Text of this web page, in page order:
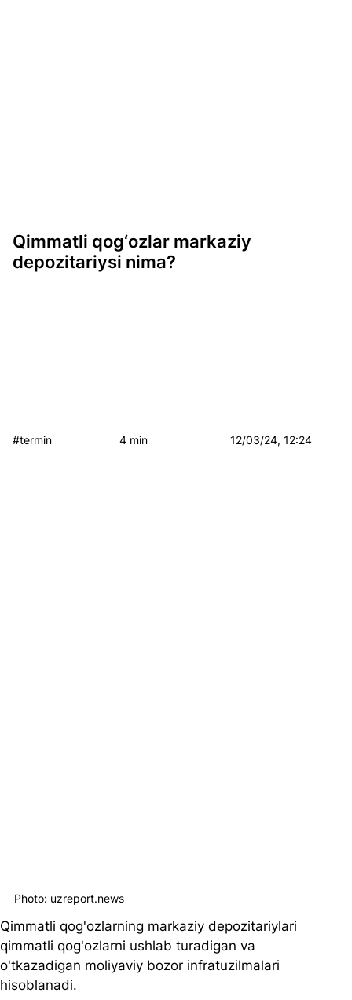
Qimmatli qog‘ozlar markaziy
depozitariysi nima?
#termin 4 min 12/03/24, 12:24
Qimmatli qog'ozlarning markaziy depozitariylari
qimmatli qog'ozlarni ushlab turadigan va
o'tkazadigan moliyaviy bozor infratuzilmalari
hisoblanadi.
Photo: uzreport.news